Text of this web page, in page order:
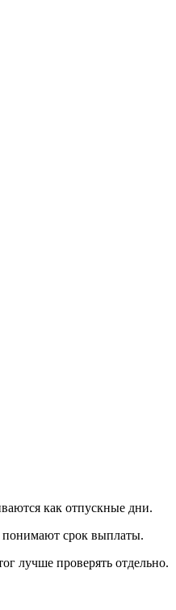
как отпускные дни.
понимают срок выплаты.
лучше проверять отдельно.